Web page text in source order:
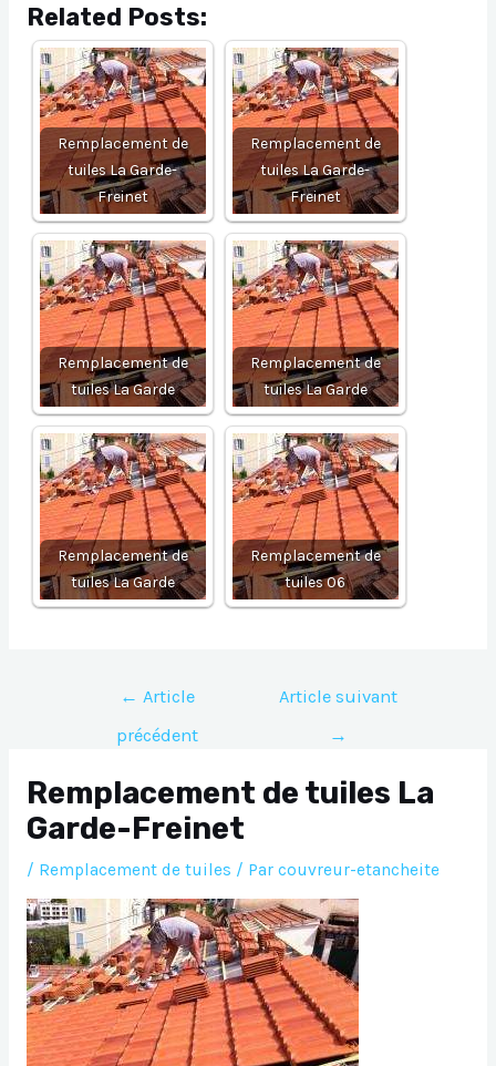
Related Posts:
Remplacement de
tuiles La Garde-
Freinet
Remplacement de
tuiles La Garde-
Freinet
Remplacement de
tuiles La Garde
Remplacement de
tuiles La Garde
Remplacement de
tuiles La Garde
Remplacement de
tuiles 06
Navigation
l’article
← Article
précédent
Article suivant
→
Remplacement de tuiles La
Garde-Freinet
/ Remplacement de tuiles / Par couvreur-etancheite